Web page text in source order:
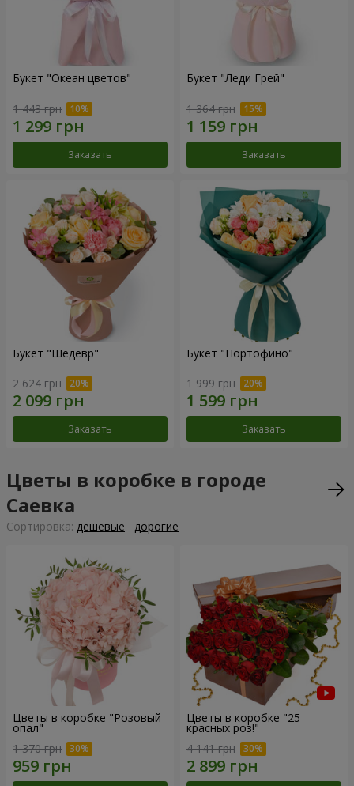
Букет "Океан цветов"
1 443 грн
Заказать
Букет "Леди Грей"
1 364 грн
Заказать
Букет "Шедевр"
2 624 грн
Заказать
Букет "Портофино"
1 999 грн
Заказать
Цветы в коробке в городе
Саевка
Cортировка: дешевые дорогие
Цветы в коробке "Розовый
опал"
1 370 грн
Цветы в коробке "25
красных роз!"
4 141 грн